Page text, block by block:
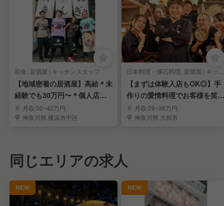
和食, 居酒屋 | キッチンスタッフ
【地域密着の居酒屋】高給＊未
経験でも30万円〜＊個人店の
自由×会社の安定感
月収/30~42万円
神奈川県 横浜市中区
日本料理・懐石料理, 居酒屋 | キッチンスタッフ
【まずは体験入店もOK◎】手
作りの愛情料理でお客様を笑顔
にする《キッチン》
月収/28~36万円
神奈川県 大和市
同じエリアの求人
NEW NEW